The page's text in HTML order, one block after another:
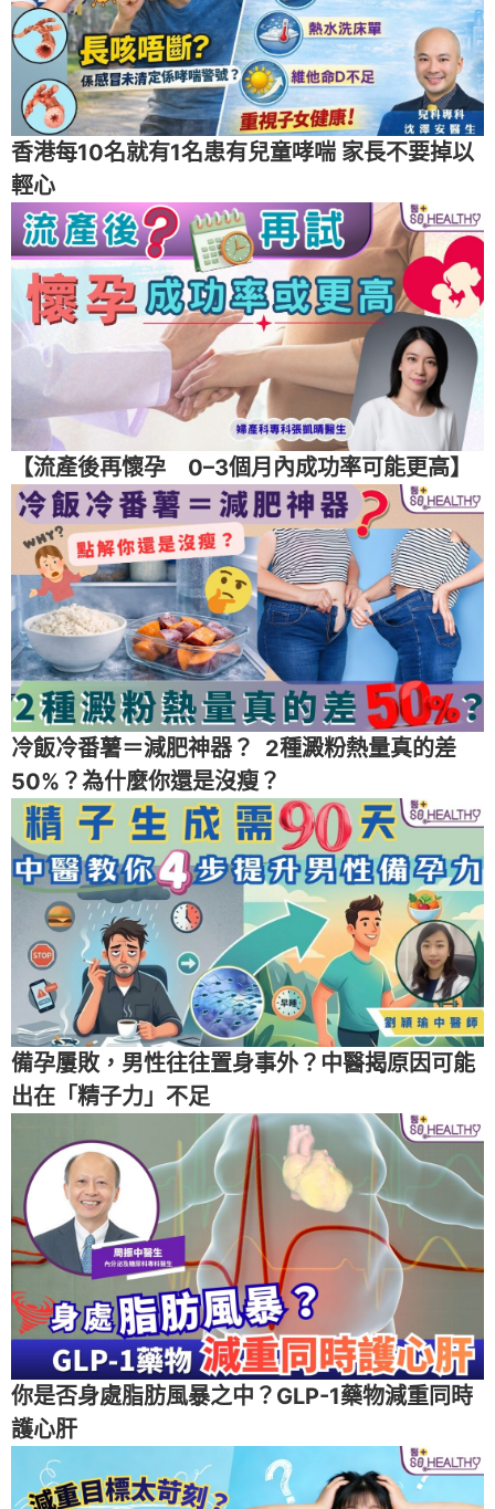
香港每10名就有1名患有兒童哮喘 家長不要掉以
輕心
【流產後再懷孕 0–3個月內成功率可能更高】
冷飯冷番薯＝減肥神器？ 2種澱粉熱量真的差
50%？為什麼你還是沒瘦？
備孕屢敗，男性往往置身事外？中醫揭原因可能
出在「精子力」不足
你是否身處脂肪風暴之中？GLP-1藥物減重同時
護心肝